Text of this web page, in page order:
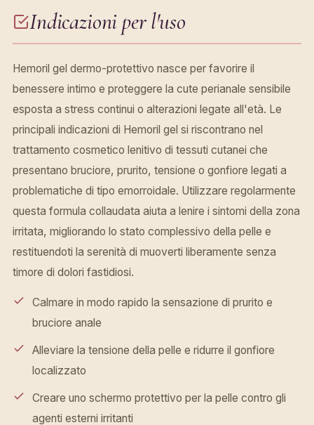
Indicazioni per l'uso
Hemoril gel dermo-protettivo nasce per favorire il
benessere intimo e proteggere la cute perianale sensibile
esposta a stress continui o alterazioni legate all'età. Le
principali indicazioni di Hemoril gel si riscontrano nel
trattamento cosmetico lenitivo di tessuti cutanei che
presentano bruciore, prurito, tensione o gonfiore legati a
problematiche di tipo emorroidale. Utilizzare regolarmente
questa formula collaudata aiuta a lenire i sintomi della zona
irritata, migliorando lo stato complessivo della pelle e
restituendoti la serenità di muoverti liberamente senza
timore di dolori fastidiosi.
Calmare in modo rapido la sensazione di prurito e
bruciore anale
Alleviare la tensione della pelle e ridurre il gonfiore
localizzato
Creare uno schermo protettivo per la pelle contro gli
agenti esterni irritanti